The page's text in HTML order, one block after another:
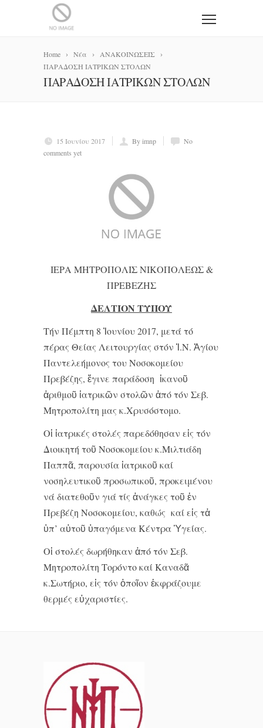
Home Νέα
ΑΝΑΚΟΙΝΩΣΕΙΣ
ΠΑΡΑΔΟΣΗ ΙΑΤΡΙΚΩΝ ΣΤΟΛΩΝ
ΠΑΡΑΔΟΣΗ ΙΑΤΡΙΚΩΝ ΣΤΟΛΩΝ
15 Ιουνίου 2017 By imnp
No
comments yet
ΙΕΡΑ ΜΗΤΡΟΠΟΛΙΣ ΝΙΚΟΠΟΛΕΩΣ &
ΠΡΕΒΕΖΗΣ
ΔΕΛΤΙΟΝ ΤΥΠΟΥ
Τήν Πέμπτη 8 Ἰουνίου 2017, μετά τό
πέρας Θείας Λειτουργίας στόν Ἱ.Ν. Ἁγίου
Παντελεήμονος του Νοσοκομείου
Πρεβέζης, ἔγινε παράδοση ἱκανοῦ
ἀριθμοῦ ἰατρικῶν στολῶν ἀπό τόν Σεβ.
Μητροπολίτη μας κ.Χρυσόστομο.
Οἱ ἰατρικές στολές παρεδόθησαν εἰς τόν
Διοικητή τοῦ Νοσοκομείου κ.Μιλτιάδη
Παππᾶ, παρουσία ἰατρικοῦ καί
νοσηλευτικοῦ προσωπικοῦ, προκειμένου
νά διατεθοῦν γιά τίς ἀνάγκες τοῦ ἐν
Πρεβέζη Νοσοκομείου, καθώς καί εἰς τἀ
ὑπ’ αὐτοῦ ὑπαγόμενα Κέντρα Ὑγείας.
Οἱ στολές δωρήθηκαν ἀπό τόν Σεβ.
Μητροπολίτη Τορόντο καί Καναδᾶ
κ.Σωτήριο, εἰς τόν ὁποῖον ἐκφράζουμε
θερμές εὐχαριστίες.